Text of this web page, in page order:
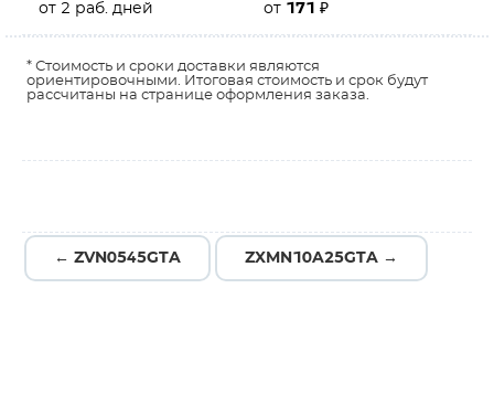
от 2 раб. дней от 171 ₽
* Стоимость и сроки доставки являются
ориентировочными. Итоговая стоимость и срок будут
рассчитаны на странице оформления заказа.
← ZVN0545GTA ZXMN10A25GTA →